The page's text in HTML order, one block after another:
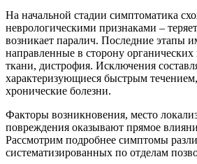
На начальной стадии симптоматика
неврологическими признаками –
возникает паралич. Последние этапы
направленные в сторону
ткани, дистрофия. Исключения
характеризующиеся быстрым
хронические болезни.
Факторы возникновения, место
повреждения оказывают прямое
Рассмотрим подробнее симптомы
систематизированных по отделам